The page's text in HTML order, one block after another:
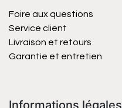
Foire aux questions
Service client
Livraison et retours
Garantie et entretien
Informations légales